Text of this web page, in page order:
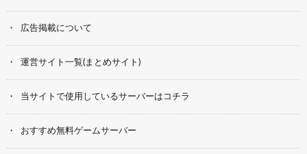
広告掲載について
運営サイト一覧(まとめサイト)
当サイトで使用しているサーバーはコチラ
おすすめ無料ゲームサーバー